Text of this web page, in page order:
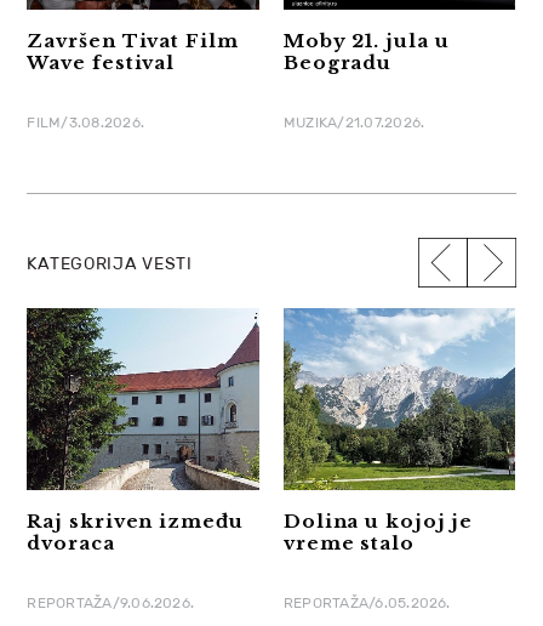
Završen Tivat Film
Wave festival
FILM/3.08.2026.
Moby 21. jula u
Beogradu
MUZIKA/21.07.2026.
KATEGORIJA VESTI
Raj skriven između
dvoraca
REPORTAŽA/9.06.2026.
Dolina u kojoj je
vreme stalo
REPORTAŽA/6.05.2026.